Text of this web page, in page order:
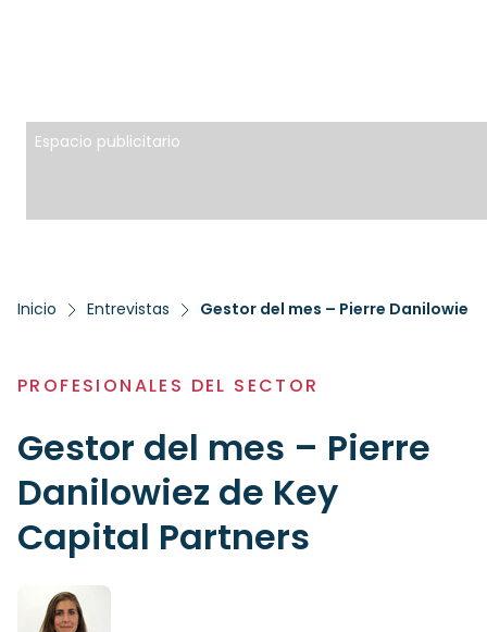
Espacio publicitario
Inicio Entrevistas Gestor del mes – Pierre Danilowiez
PROFESIONALES DEL SECTOR
Gestor del mes – Pierre
Danilowiez de Key
Capital Partners